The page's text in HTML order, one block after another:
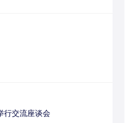
行交流座谈会